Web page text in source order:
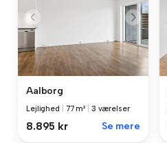
Aalborg
Lejlighed 77 m² 3 værelser
8.895 kr Se mere